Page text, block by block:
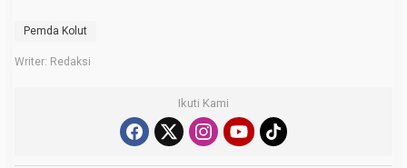
Pemda Kolut
Writer: Redaksi
Ikuti Kami